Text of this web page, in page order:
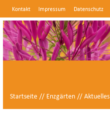
Kontakt Impressum Datenschutz
Internetseiten der Stadt Mühlacker
Startseite Enzgärten Aktuelles